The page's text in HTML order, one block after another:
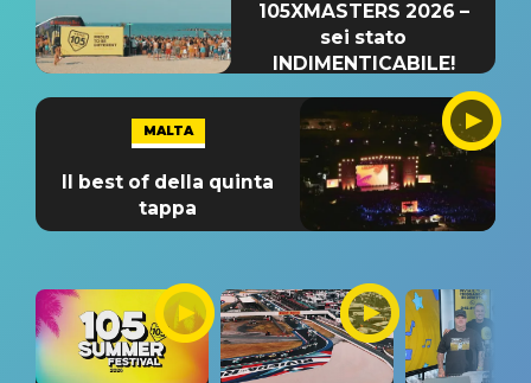
105XMASTERS 2026 –
sei stato
INDIMENTICABILE!
MALTA
Il best of della quinta
tappa